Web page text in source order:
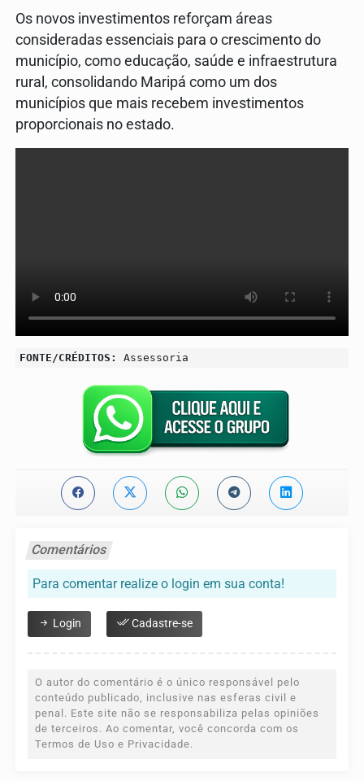
Os novos investimentos reforçam áreas
consideradas essenciais para o crescimento do
município, como educação, saúde e infraestrutura
rural, consolidando Maripá como um dos
municípios que mais recebem investimentos
proporcionais no estado.
FONTE/CRÉDITOS: Assessoria
Comentários
Para comentar realize o login em sua conta!
Login Cadastre-se
O autor do comentário é o único responsável pelo
conteúdo publicado, inclusive nas esferas civil e
penal. Este site não se responsabiliza pelas opiniões
de terceiros. Ao comentar, você concorda com os
Termos de Uso e Privacidade.